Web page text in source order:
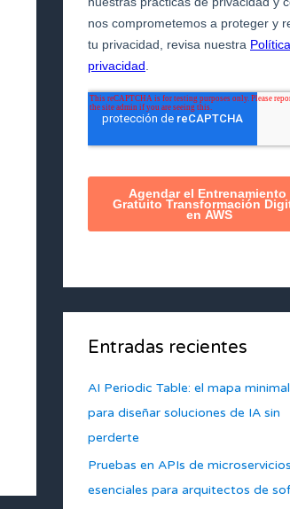
Entradas recientes
AI Periodic Table: el mapa
para diseñar soluciones de IA sin
perderte
Pruebas en APIs de
esenciales para arquitectos de